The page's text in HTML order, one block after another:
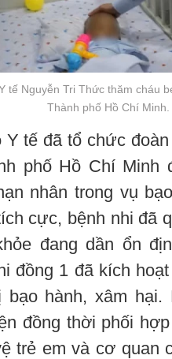
tế Nguyễn Tri Thức thăm cháu
Thành phố Hồ Chí
Y tế đã tổ chức
phố Hồ Chí Minh
nhân trong vụ
cực, bệnh nhi đã
đang dần ổn
đồng 1 đã kích
hành, xâm hại.
đồng thời phối
trẻ em và cơ quan